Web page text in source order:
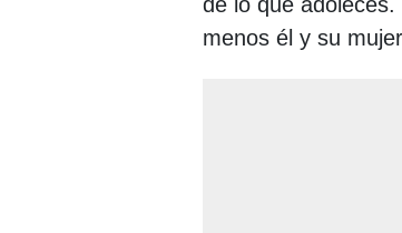
menos él y su